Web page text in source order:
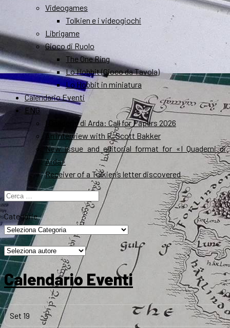
Videogames
Tolkien e i videogiochi
Librigame
Gioco di Ruolo
The One Ring
Lo Hobbit (Gioco da Tavola)
Lo Hobbit in miniatura
Calendario Eventi
ENG
I Quaderni di Arda: Call for Papers 2026
An interview with R. Scott Bakker
New Issue and editorial format for «I Quaderni di
Arda»
Receiver of a Tolkien’s letter discovered
Ricerca
per:
Categorie
Calendario Eventi
Set 19